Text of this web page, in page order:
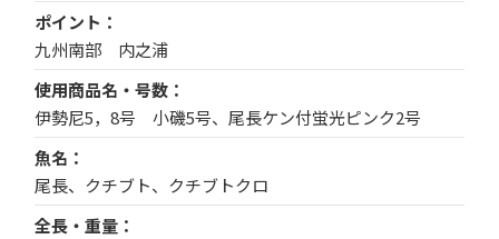
ポイント
九州南部 内之浦
使用商品名・号数
伊勢尼5，8号 小磯5号、尾長ケン付蛍光ピンク2号
魚名
尾長、クチブト、クチブトクロ
全長・重量